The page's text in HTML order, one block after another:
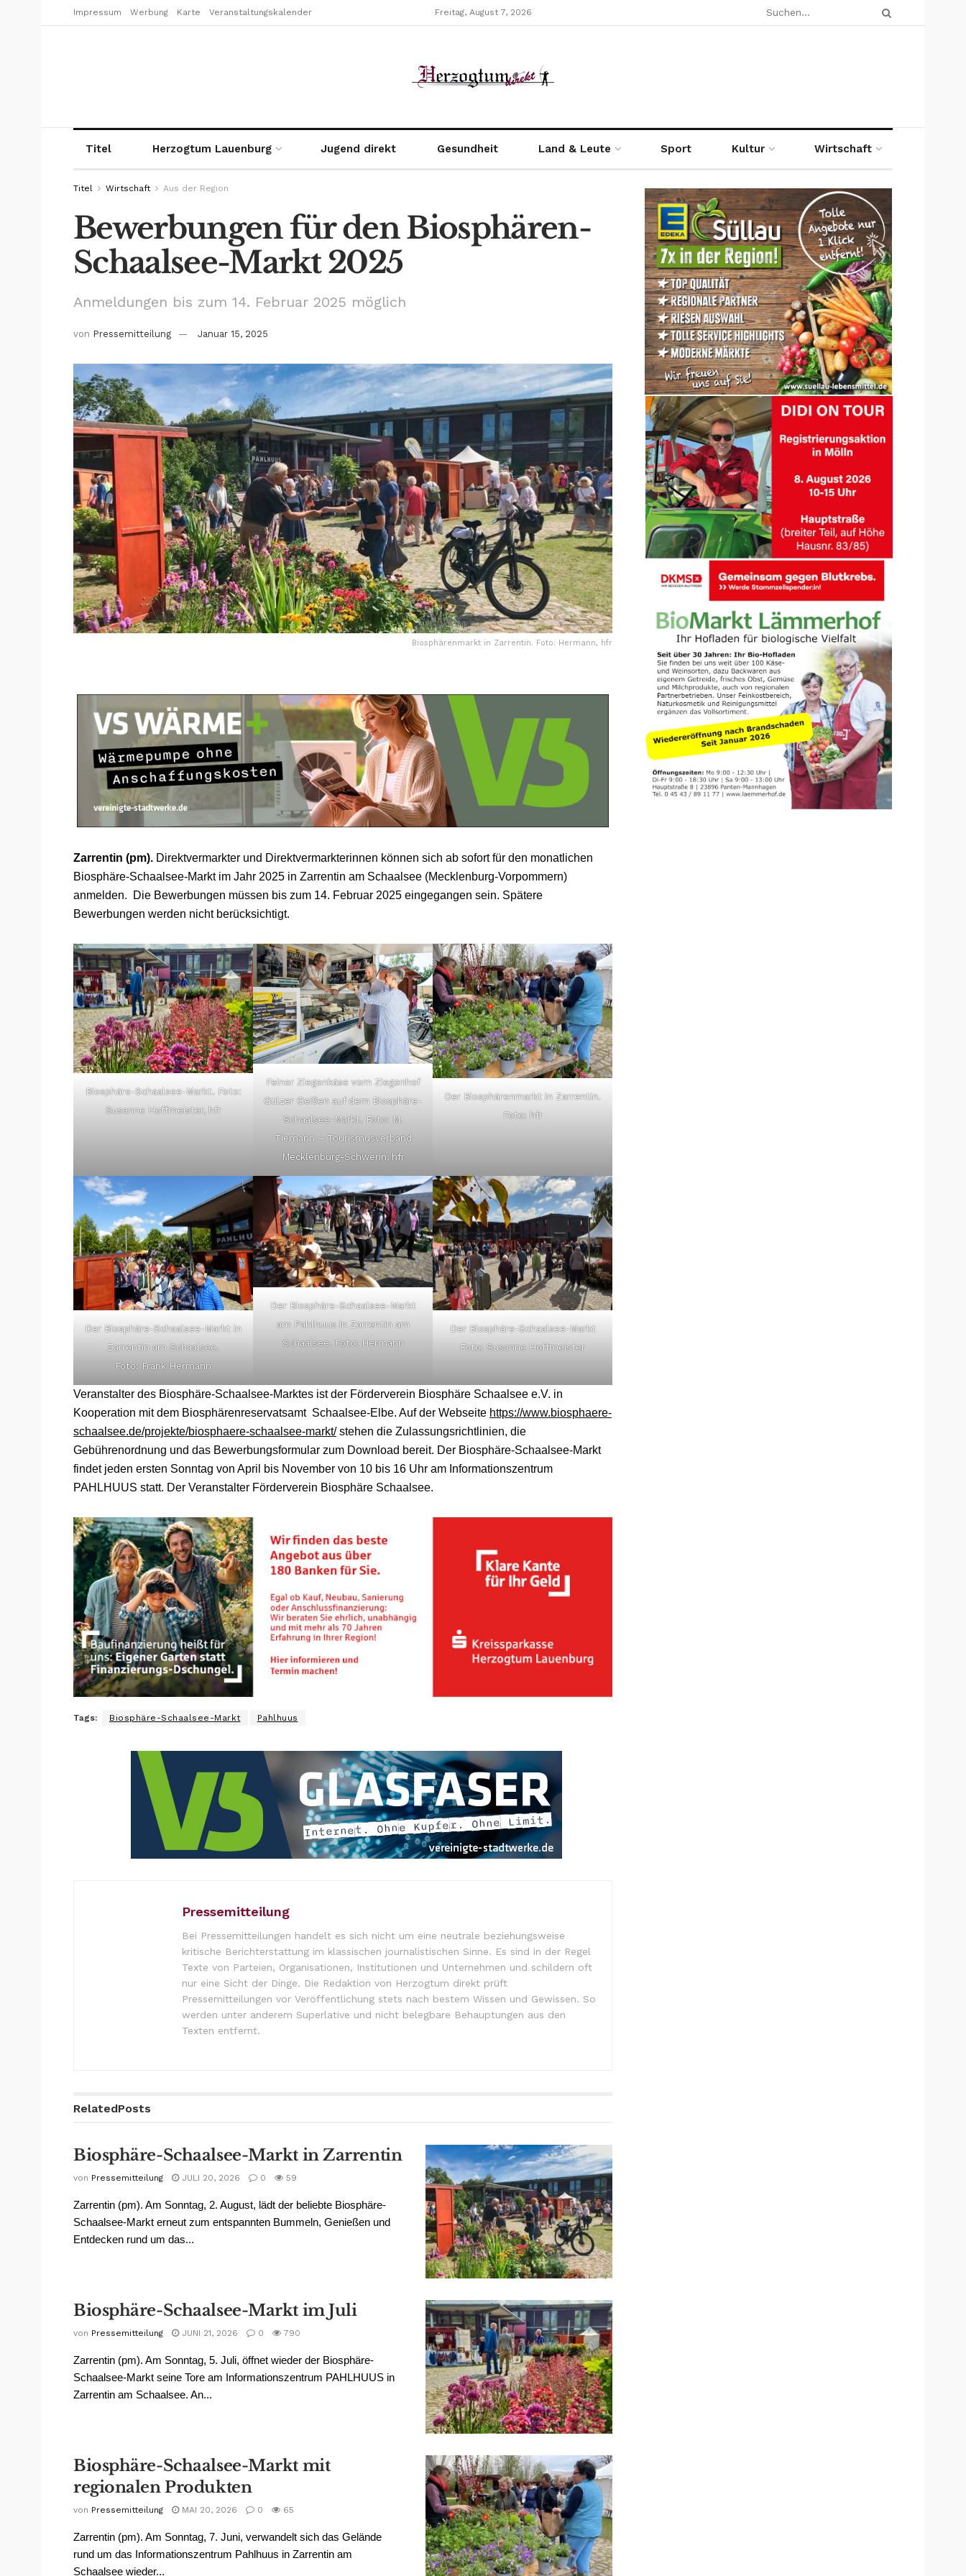
Impressum Werbung Karte Veranstaltungskalender Freitag, August 7, 2026
Titel Herzogtum Lauenburg Jugend direkt Gesundheit Land & Leute Sport Kultur Wirtschaft
Titel Wirtschaft Aus der Region
Bewerbungen für den Biosphären-
Schaalsee-Markt 2025
Anmeldungen bis zum 14. Februar 2025 möglich
von Pressemitteilung Januar 15, 2025
Biosphärenmarkt in Zarrentin. Foto: Hermann, hfr
Zarrentin (pm). Direktvermarkter und Direktvermarkterinnen können sich ab sofort für den monatlichen
Biosphäre-Schaalsee-Markt im Jahr 2025 in Zarrentin am Schaalsee (Mecklenburg-Vorpommern)
anmelden. Die Bewerbungen müssen bis zum 14. Februar 2025 eingegangen sein. Spätere
Bewerbungen werden nicht berücksichtigt.
Biosphäre-Schaalsee-Markt. Foto:
Susanne Hoffmeister, hfr
Feiner Ziegenkäse vom Ziegenhof
Gülzer Geißen auf dem Biosphäre-
Schaalsee-Markt. Foto: M.
Tiemann – Tourismusverband
Mecklenburg-Schwerin, hfr
Der Biosphärenmarkt in Zarrentin.
Foto: hfr
Der Biosphäre-Schaalsee-Markt in
Zarrentin am Schaalsee.
Foto: Frank Hermann
Der Biosphäre-Schaalsee-Markt
am Pahlhuus in Zarrentin am
Schaalsee. Foto: Hermann
Der Biosphäre-Schaalsee-Markt
Foto: Susanne Hoffmeister
Veranstalter des Biosphäre-Schaalsee-Marktes ist der Förderverein Biosphäre Schaalsee e.V. in
Kooperation mit dem Biosphärenreservatsamt Schaalsee-Elbe. Auf der Webseite https://www.biosphaere-
schaalsee.de/projekte/biosphaere-schaalsee-markt/stehen die Zulassungsrichtlinien, die
Gebührenordnung und das Bewerbungsformular zum Download bereit. Der Biosphäre-Schaalsee-Markt
findet jeden ersten Sonntag von April bis November von 10 bis 16 Uhr am Informationszentrum
PAHLHUUS statt. Der Veranstalter Förderverein Biosphäre Schaalsee.
Tags: Biosphäre-Schaalsee-Markt Pahlhuus
Pressemitteilung
Bei Pressemitteilungen handelt es sich nicht um eine neutrale beziehungsweise
kritische Berichterstattung im klassischen journalistischen Sinne. Es sind in der Regel
Texte von Parteien, Organisationen, Institutionen und Unternehmen und schildern oft
nur eine Sicht der Dinge. Die Redaktion von Herzogtum direkt prüft
Pressemitteilungen vor Veröffentlichung stets nach bestem Wissen und Gewissen. So
werden unter anderem Superlative und nicht belegbare Behauptungen aus den
Texten entfernt.
RelatedPosts
Biosphäre-Schaalsee-Markt in Zarrentin
von Pressemitteilung JULI 20, 2026 0 59
Zarrentin (pm). Am Sonntag, 2. August, lädt der beliebte Biosphäre-
Schaalsee-Markt erneut zum entspannten Bummeln, Genießen und
Entdecken rund um das...
Biosphäre-Schaalsee-Markt im Juli
von Pressemitteilung JUNI 21, 2026 0 790
Zarrentin (pm). Am Sonntag, 5. Juli, öffnet wieder der Biosphäre-
Schaalsee-Markt seine Tore am Informationszentrum PAHLHUUS in
Zarrentin am Schaalsee. An...
Biosphäre-Schaalsee-Markt mit
regionalen Produkten
von Pressemitteilung MAI 20, 2026 0 65
Zarrentin (pm). Am Sonntag, 7. Juni, verwandelt sich das Gelände
rund um das Informationszentrum Pahlhuus in Zarrentin am
Schaalsee wieder...